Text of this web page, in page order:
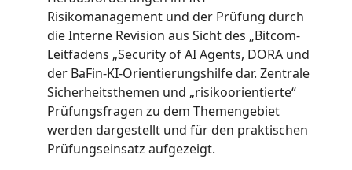
Risikomanagement und der Prüfung durch
die Interne Revision aus Sicht des „Bitcom-
Leitfadens „Security of AI Agents, DORA und
der BaFin-KI-Orientierungshilfe dar. Zentrale
Sicherheitsthemen und „risikoorientierte“
Prüfungsfragen zu dem Themengebiet
werden dargestellt und für den praktischen
Prüfungseinsatz aufgezeigt.